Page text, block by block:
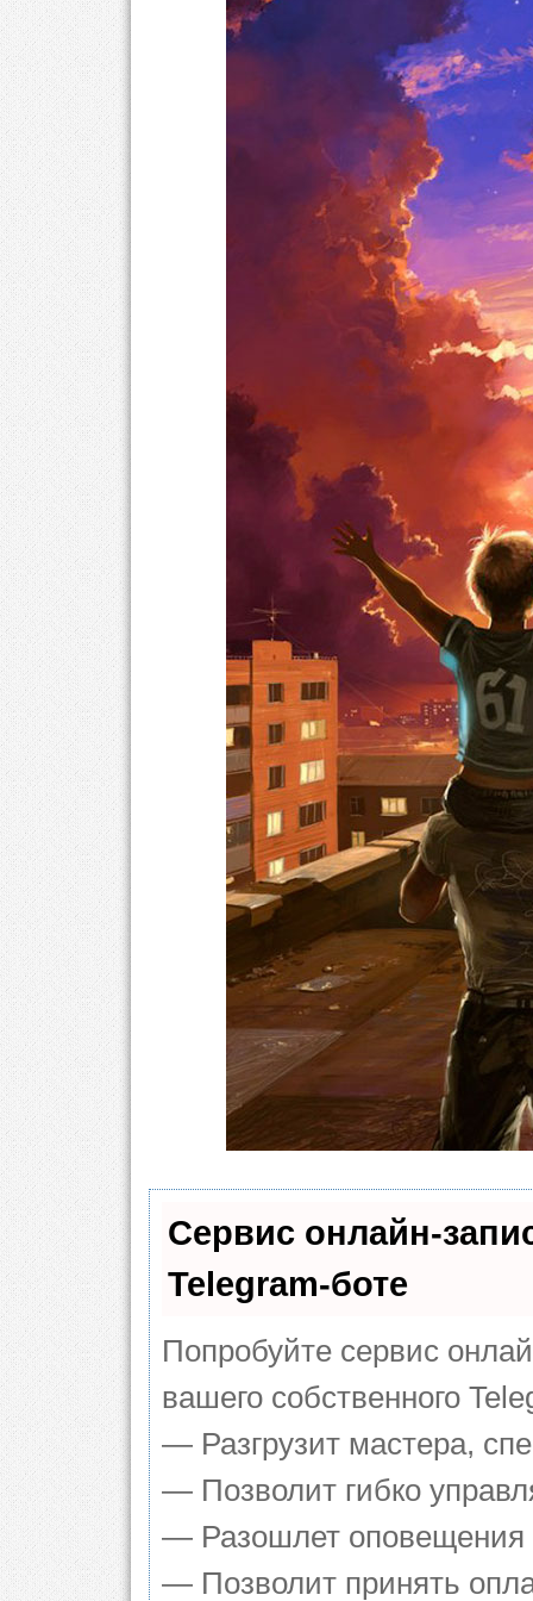
Сервис онлайн-
Telegram-боте
Попробуйте сервис
вашего собственного
— Разгрузит мастера,
— Позволит гибко
— Разошлет оповещения
— Позволит принять